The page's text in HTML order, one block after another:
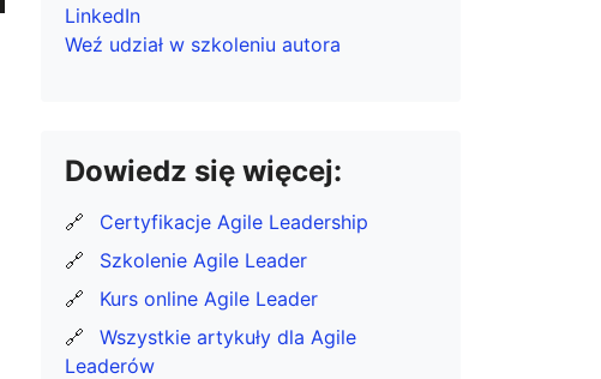
LinkedIn
Weź udział w szkoleniu autora
Dowiedz się więcej:
🔗
Certyfikacje Agile Leadership
🔗
Szkolenie Agile Leader
🔗
Kurs online Agile Leader
🔗
Wszystkie artykuły dla Agile
Leaderów